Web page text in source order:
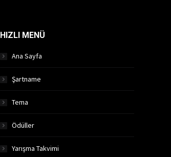
HIZLI MENÜ
Ana Sayfa
Şartname
Tema
Ödüller
Yarışma Takvimi